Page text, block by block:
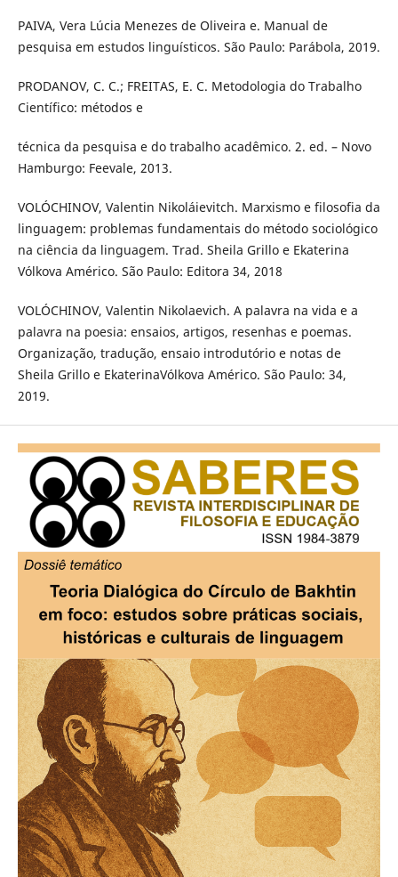
PAIVA, Vera Lúcia Menezes de Oliveira e. Manual de
pesquisa em estudos linguísticos. São Paulo: Parábola, 2019.
PRODANOV, C. C.; FREITAS, E. C. Metodologia do Trabalho
Científico: métodos e
técnica da pesquisa e do trabalho acadêmico. 2. ed. – Novo
Hamburgo: Feevale, 2013.
VOLÓCHINOV, Valentin Nikoláievitch. Marxismo e filosofia da
linguagem: problemas fundamentais do método sociológico
na ciência da linguagem. Trad. Sheila Grillo e Ekaterina
Vólkova Américo. São Paulo: Editora 34, 2018
VOLÓCHINOV, Valentin Nikolaevich. A palavra na vida e a
palavra na poesia: ensaios, artigos, resenhas e poemas.
Organização, tradução, ensaio introdutório e notas de
Sheila Grillo e EkaterinaVólkova Américo. São Paulo: 34,
2019.